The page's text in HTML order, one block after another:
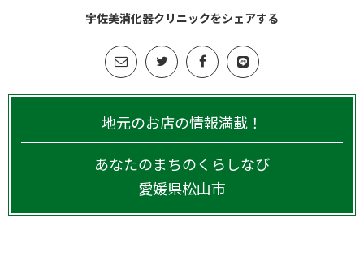
宇佐美消化器クリニックをシェアする
地元のお店の情報満載！
あなたのまちのくらしなび
愛媛県松山市